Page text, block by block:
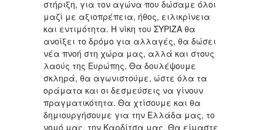
στήριξη, για τον αγώνα που δώσαμε όλοι
μαζί με αξιοπρέπεια, ήθος, ειλικρίνεια
και εντιμότητα. Η νίκη του ΣΥΡΙΖΑ θα
ανοίξει το δρόμο για αλλαγές, θα δώσει
νέα πνοή στη χώρα μας, αλλά και στους
λαούς της Ευρώπης. Θα δουλέψουμε
σκληρά, θα αγωνιστούμε, ώστε όλα τα
οράματα και οι δεσμεύσεις να γίνουν
πραγματικότητα. Θα χτίσουμε και θα
δημιουργήσουμε για την Ελλάδα μας, το
νομό μας, την Καρδίτσα μας. Θα είμαστε